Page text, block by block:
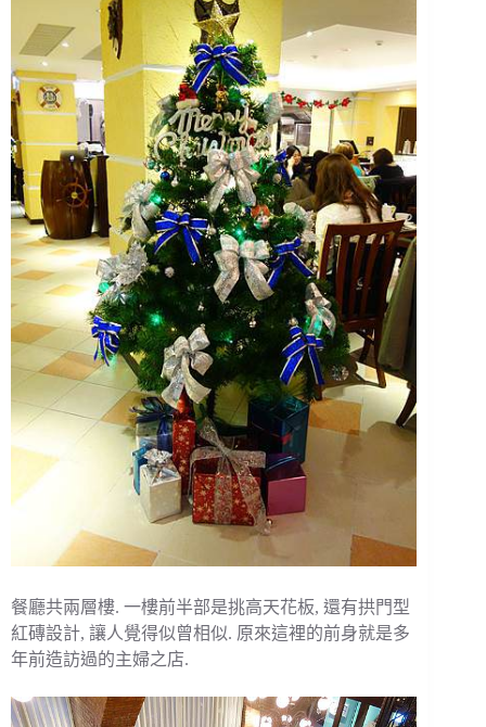
餐廳共兩層樓. 一樓前半部是挑高天花板, 還有拱門型
紅磚設計, 讓人覺得似曾相似. 原來這裡的前身就是多
年前造訪過的主婦之店.